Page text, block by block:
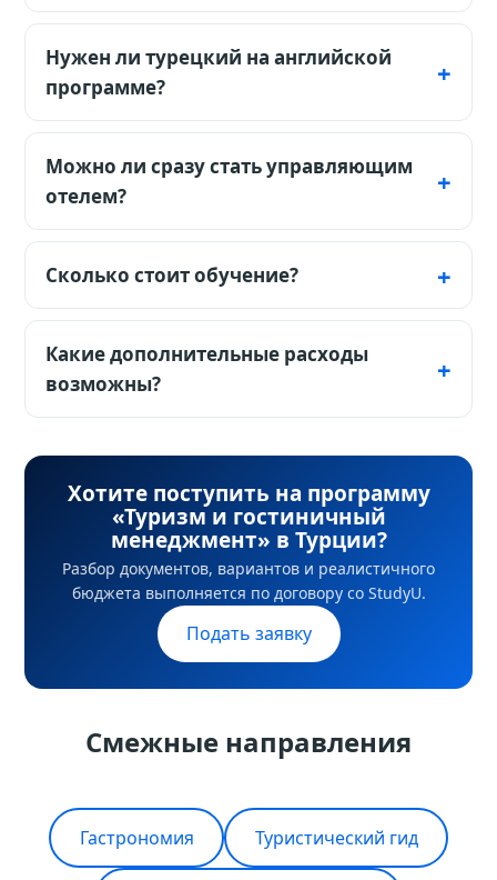
глубже охватывает финансы, аналитику и
Не всегда. Запросите practicum guide,
список партнёров, правила конкурса и кто
оплачивает проживание и транспорт.
Нужен ли турецкий на английской
программе?
Для лекций может хватить английского, но
турецкий полезен и часто нужен во
внутренней работе отеля и локальной
практике.
Можно ли сразу стать управляющим
отелем?
Обычно нет. Выпускники начинают с
операционных или trainee-ролей и растут
после подтверждённых результатов.
Сколько стоит обучение?
Associate начинается от $2 250 в год,
английский бакалавриат Анталья Билим —
от $4 150 вместо $8 300.
Какие дополнительные расходы
возможны?
транспорт и проживание во время
практики, языковая подготовка и личные
расходы.
Хотите поступить на программу
«Туризм и гостиничный
менеджмент» в Турции?
Разбор документов, вариантов и реалистичного
бюджета выполняется по договору со StudyU.
Подать заявку
Смежные направления
Гастрономия Туристический гид